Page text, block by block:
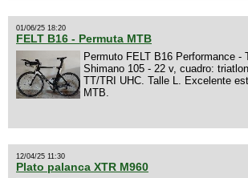
01/06/25 18:20
FELT B16 - Permuta MTB
Permuto FELT B16 Performance -
Shimano 105 - 22 v, cuadro:
TT/TRI UHC. Talle L. Excelente
MTB.
12/04/25 11:30
Plato palanca XTR M960